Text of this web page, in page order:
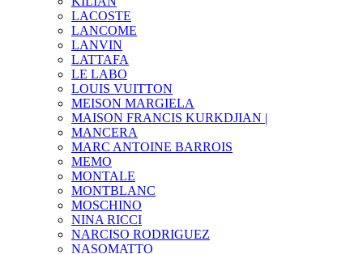
LACOSTE
LANCOME
LANVIN
LATTAFA
LE LABO
LOUIS VUITTON
MEISON MARGIELA
MAISON FRANCIS KURKDJIAN |
MANCERA
MARC ANTOINE BARROIS
MEMO
MONTALE
MONTBLANC
MOSCHINO
NINA RICCI
NARCISO RODRIGUEZ
NASOMATTO